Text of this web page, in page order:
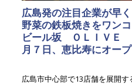
広島発の注目企業が早
野菜の鉄板焼きをワン
ビール坂 ＯＬＩＶＥ
月７日、恵比寿にオープ
広島市中心部で13店舗を展開